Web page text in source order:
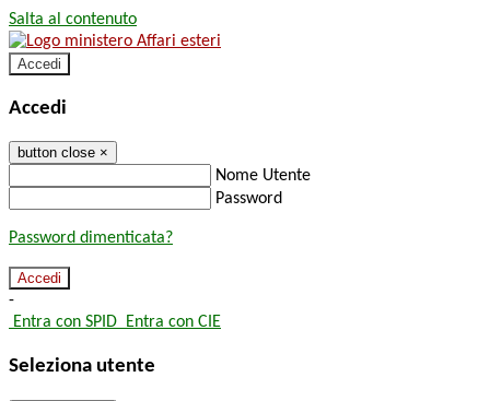
Salta al contenuto
Accedi
Accedi
button close ×
Nome Utente
Password
Password dimenticata?
-
Entra con SPID Entra con CIE
Seleziona utente